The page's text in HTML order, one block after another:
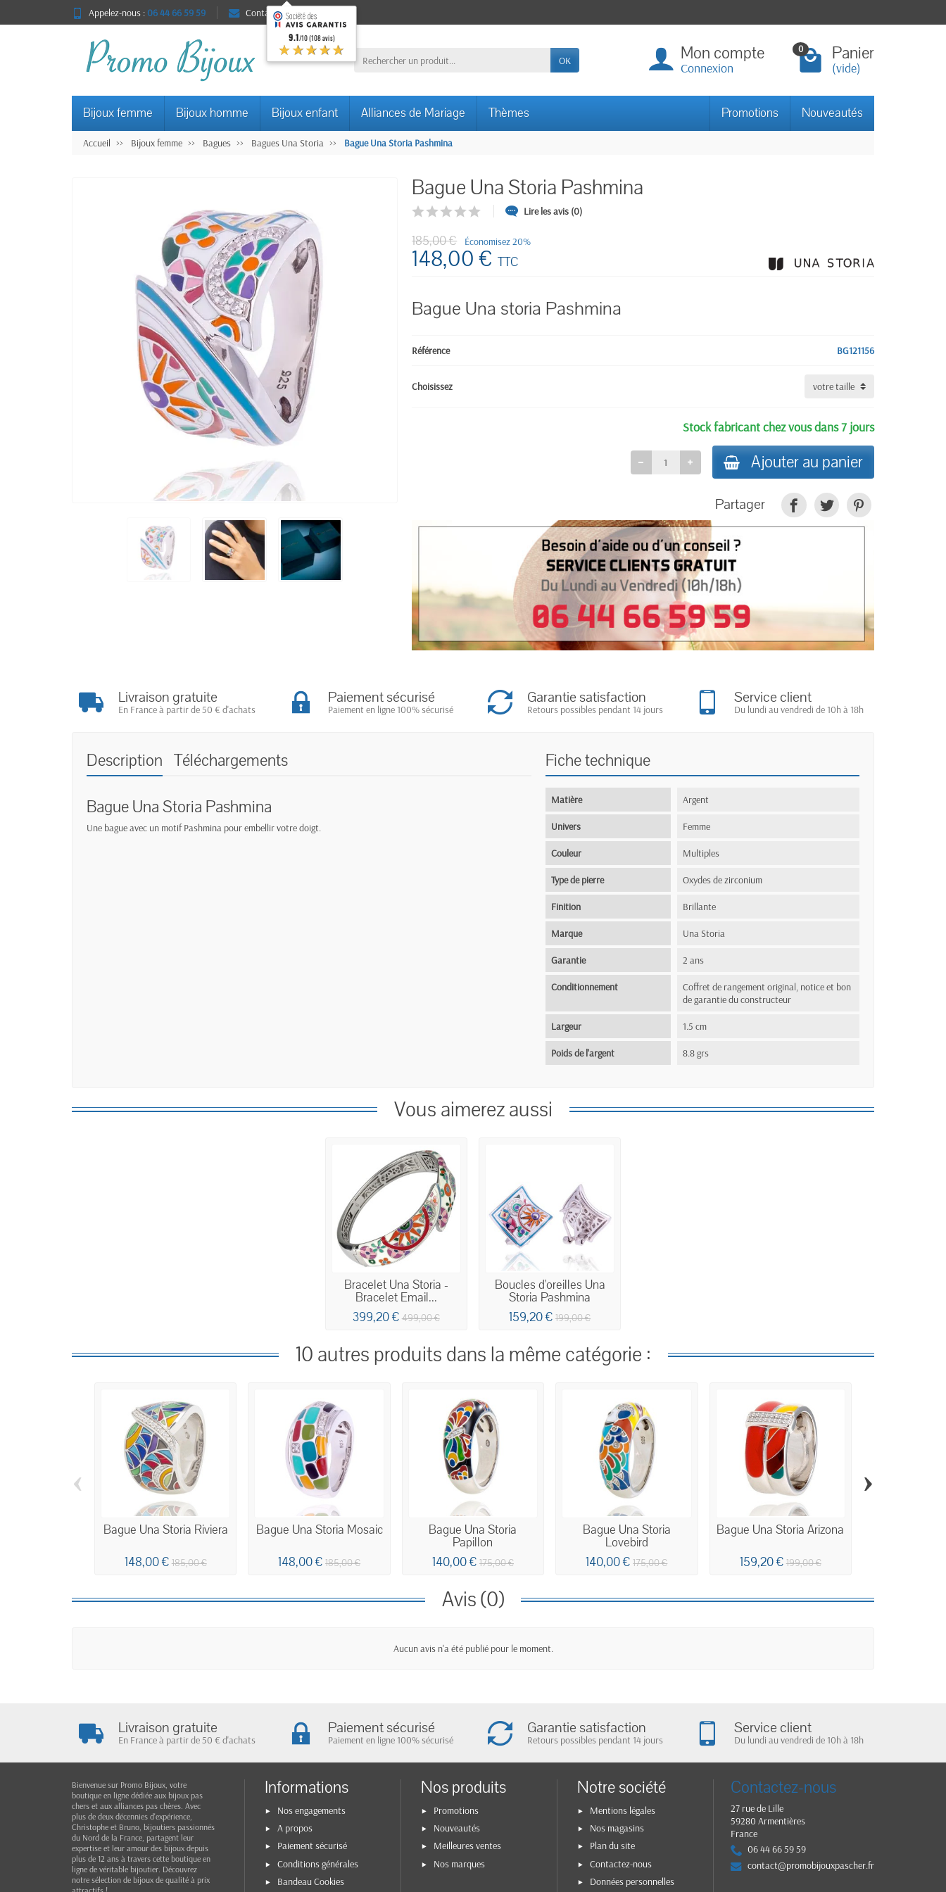
Appelez-nous : 06 44 66 59 59 Contact
OK Mon compte
Connexion
0 Panier
(vide)
Bijoux femme Bijoux homme Bijoux enfant Alliances de Mariage Thèmes Promotions Nouveautés
Accueil Bijoux femme Bagues Bagues Una Storia Bague Una Storia Pashmina
Bague Una Storia Pashmina
Lire les avis (0)
185,00 € Économisez 20%
148,00 €TTC
Bague Una storia Pashmina
Référence BG121156
Choisissez
Stock fabricant chez vous dans 7 jours
Ajouter au panier
Partager
Livraison gratuite
En France à partir de 50 € d'achats
Paiement sécurisé
Paiement en ligne 100% sécurisé
Garantie satisfaction
Retours possibles pendant 14 jours
Service client
Du lundi au vendredi de 10h à 18h
Description Téléchargements
Bague Una Storia Pashmina
Une bague avec un motif Pashmina pour embellir votre doigt.
Fiche technique
Matière Argent
Univers Femme
Couleur Multiples
Type de pierre Oxydes de zirconium
Finition Brillante
Marque Una Storia
Garantie 2 ans
Conditionnement
Coffret de rangement original, notice et bon
de garantie du constructeur
Largeur 1.5 cm
Poids de l'argent 8.8 grs
Vous aimerez aussi
Bracelet Una Storia -
Bracelet Email...
399,20 € 499,00 €
Boucles d'oreilles Una
Storia Pashmina
159,20 € 199,00 €
10 autres produits dans la même catégorie :
Bague Una Storia Riviera
148,00 € 185,00 €
Bague Una Storia Mosaic
148,00 € 185,00 €
Bague Una Storia
Papillon
140,00 € 175,00 €
Bague Una Storia
Lovebird
140,00 € 175,00 €
Bague Una Storia Arizona
159,20 € 199,00 €
‹ ›
Avis (0)
Aucun avis n'a été publié pour le moment.
Livraison gratuite
En France à partir de 50 € d'achats
Paiement sécurisé
Paiement en ligne 100% sécurisé
Garantie satisfaction
Retours possibles pendant 14 jours
Service client
Du lundi au vendredi de 10h à 18h
Bienvenue sur Promo Bijoux, votre
boutique en ligne dédiée aux bijoux pas
chers et aux alliances pas chères. Avec
plus de deux décennies d'expérience,
Christophe et Bruno, bijoutiers passionnés
du Nord de la France, partagent leur
expertise et leur amour des bijoux depuis
plus de 12 ans à travers cette boutique en
ligne de véritable bijoutier. Découvrez
notre sélection de bijoux de qualité à prix
Informations
Nos engagements
A propos
Paiement sécurisé
Conditions générales
Bandeau Cookies
Nos produits
Promotions
Nouveautés
Meilleures ventes
Nos marques
Notre société
Mentions légales
Nos magasins
Plan du site
Contactez-nous
Données personnelles
Contactez-nous
27 rue de Lille
59280 Armentières
France
06 44 66 59 59
contact@promobijouxpascher.fr
9.1/10 (108 avis)
★★★★★